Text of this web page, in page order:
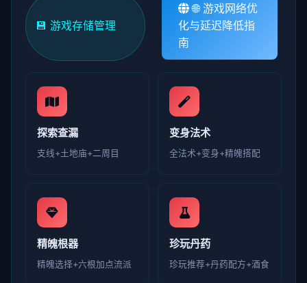
💾 游戏存储管理
🌐 游戏网络优
化与延迟降低指
南
探索查漏
支线+土地庙+二周目
变身法术
全法术+变身+精魄搭配
精魄根器
精魄选择+六根加点流派
珍玩丹药
珍玩推荐+丹药配方+酒食